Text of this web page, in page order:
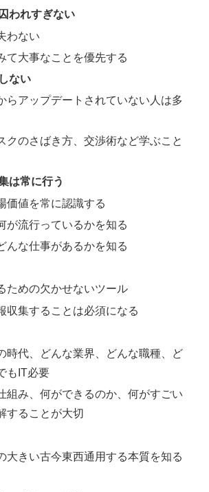
われすぎない
わない
て大事なことを優先する
ない
らアップデートされていない人は多
クのさばき方、交渉術など学ぶこと
は常に行う
価値を常に認識する
が流行っているかを知る
んな仕事があるかを知る
ための欠かせないツール
収集することは必須になる
時代、どんな業界、どんな職種、ど
もIT必要
組み、何ができるのか、何がすごい
することが大切
大きい古今東西通用する本質を知る